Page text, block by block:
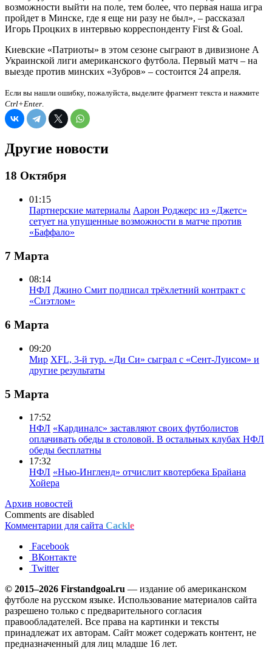
возможности выйти на поле, тем более, что первая наша игра
пройдет в Минске, где я еще ни разу не был», – рассказал
Игорь Процких в интервью корреспонденту First & Goal.
Киевские «Патриоты» в этом сезоне сыграют в дивизионе А
Украинской лиги американского футбола. Первый матч – на
выезде против минских «Зубров» – состоится 24 апреля.
Если вы нашли ошибку, пожалуйста, выделите фрагмент текста и нажмите
Ctrl+Enter.
Другие новости
18 Октября
01:15
Партнерские материалы Аарон Роджерс из «Джетс»
сетует на упущенные возможности в матче против
«Баффало»
7 Марта
08:14
НФЛ Джино Смит подписал трёхлетний контракт с
«Сиэтлом»
6 Марта
09:20
Мир XFL, 3-й тур. «Ди Си» сыграл с «Сент-Луисом» и
другие результаты
5 Марта
17:52
НФЛ «Кардиналс» заставляют своих футболистов
оплачивать обеды в столовой. В остальных клубах НФЛ
обеды бесплатны
17:32
НФЛ «Нью-Ингленд» отчислит квотербека Брайана
Хойера
Архив новостей
Comments are disabled
Комментарии для сайта Cackle
Facebook
ВКонтакте
Twitter
© 2015–2026 Firstandgoal.ru — издание об американском
футболе на русском языке. Использование материалов cайта
разрешено только с предварительного согласия
правообладателей. Все права на картинки и тексты
принадлежат их авторам. Сайт может содержать контент, не
предназначенный для лиц младше 16 лет.